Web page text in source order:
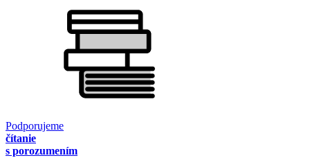
Podporujeme
čítanie
s porozumením